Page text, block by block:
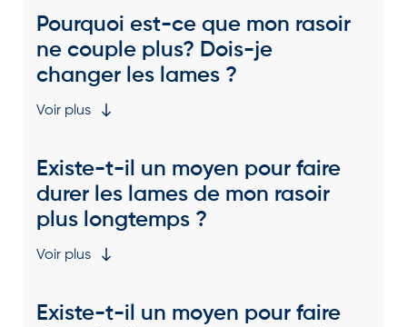
Pourquoi est-ce que mon rasoir
ne couple plus? Dois-je
changer les lames ?
Voir plus
Existe-t-il un moyen pour faire
durer les lames de mon rasoir
plus longtemps ?
Voir plus
Existe-t-il un moyen pour faire